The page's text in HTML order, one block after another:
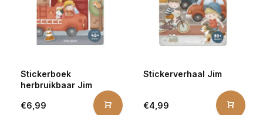
Stickerboek
herbruikbaar Jim
€6,99
Stickerverhaal Jim
€4,99